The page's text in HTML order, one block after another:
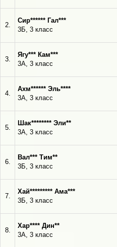
2.
Сир****** Гал***
3Б, 3 класс
3.
Ягу*** Кам***
3А, 3 класс
4.
Ахм****** Эль****
3А, 3 класс
5.
Шак******** Эли**
3А, 3 класс
6.
Вал*** Тим**
3Б, 3 класс
7.
Хай********* Ама***
3Б, 3 класс
8.
Хар**** Дин**
3А, 3 класс